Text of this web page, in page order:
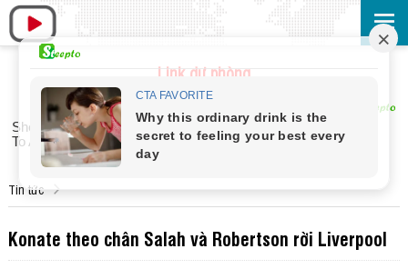
Link dự phòng
Tin tức
Konate theo chân Salah và Robertson rời Liverpool